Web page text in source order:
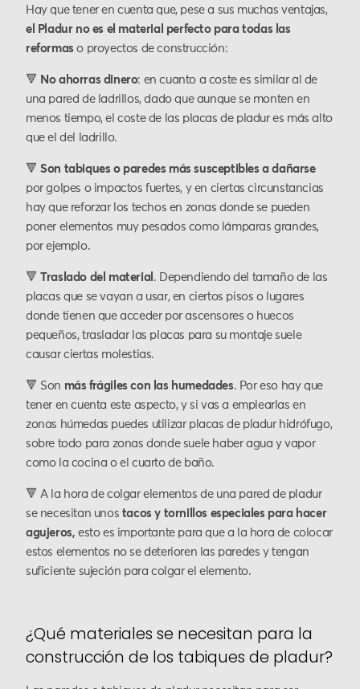
Hay que tener en cuenta que, pese a sus muchas ventajas,
el Pladur no es el material perfecto para todas las
reformas o proyectos de construcción:
🔻 No ahorras dinero: en cuanto a coste es similar al de
una pared de ladrillos, dado que aunque se monten en
menos tiempo, el coste de las placas de pladur es más alto
que el del ladrillo.
🔻Son tabiques o paredes más susceptibles a dañarse
por golpes o impactos fuertes, y en ciertas circunstancias
hay que reforzar los techos en zonas donde se pueden
poner elementos muy pesados como lámparas grandes,
por ejemplo.
🔻Traslado del material . Dependiendo del tamaño de las
placas que se vayan a usar, en ciertos pisos o lugares
donde tienen que acceder por ascensores o huecos
pequeños, trasladar las placas para su montaje suele
causar ciertas molestias.
🔻 Son más frágiles con las humedades. Por eso hay que
tener en cuenta este aspecto, y si vas a emplearlas en
zonas húmedas puedes utilizar placas de pladur hidrófugo,
sobre todo para zonas donde suele haber agua y vapor
como la cocina o el cuarto de baño.
🔻 A la hora de colgar elementos de una pared de pladur
se necesitan unos tacos y tornillos especiales para hacer
agujeros, esto es importante para que a la hora de colocar
estos elementos no se deterioren las paredes y tengan
suficiente sujeción para colgar el elemento.
¿Qué materiales se necesitan para la
construcción de los tabiques de pladur?